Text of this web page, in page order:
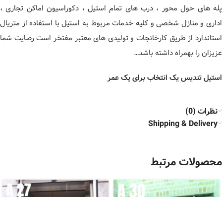
پله های حول محور ، درب های تمام استیل ، دکوراسیون اماکن تجاری ،
اداری و منازل شخصی و کلیه خدمات مربوط به استیل با استفاده از متریال
استاندارد از طریق کارخانجات و تولیدی های معتبر مفتخر است رضایت شما
عزیزان را بهمراه داشته باشد…
استیل تندیس یک انتخاب برای یک عمر
نظرات (0)
Shipping & Delivery
محصولات مرتبط